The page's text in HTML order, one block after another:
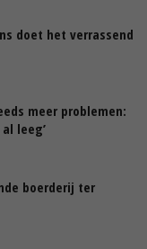
doet het verrassend
meer problemen:
leeg’
boerderij ter